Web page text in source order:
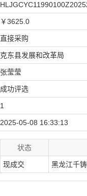
￥3625.0
直接采购
克东县发展和改革局
张莹莹
成功评选
1
2025-05-08 16:33:13
状态
现成交 黑龙江千